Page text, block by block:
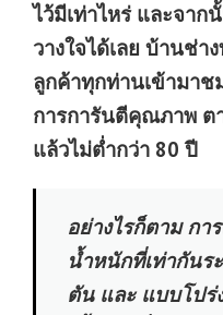
ไว้มีเท่าไหร่ และจา
วางใจได้เลย บ้านช่า
ลูกค้าทุกท่านเข้ามาช
การการันตีคุณภาพ ต
แล้วไม่ต่ำกว่า 80 ปี
อย่างไรก็ตาม กา
น้ำหนักที่เท่ากันร
ตัน และ แบบโปร่